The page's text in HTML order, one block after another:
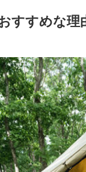
すすめな理